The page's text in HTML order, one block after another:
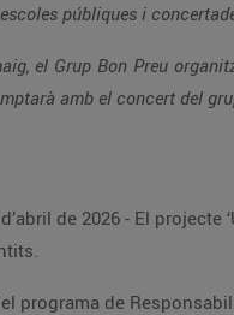
públiques i
el Grup Bon Preu
amb el concert del
de 2026 - El
programa de